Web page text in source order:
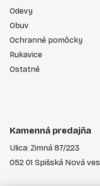
Odevy
Obuv
Ochranné pomôcky
Rukavice
Ostatné
Kamenná predajňa
Ulica: Zimná 87/223
052 01 Spišská Nová ves